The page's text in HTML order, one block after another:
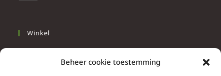
Beheer cookie toestemming
Winkel